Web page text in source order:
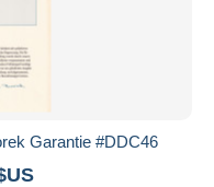
Garantie #DDC46